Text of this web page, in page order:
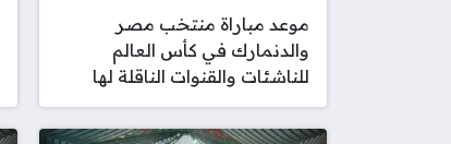
موعد مباراة منتخب مصر
والدنمارك في كأس العالم
للناشئات والقنوات الناقلة لها